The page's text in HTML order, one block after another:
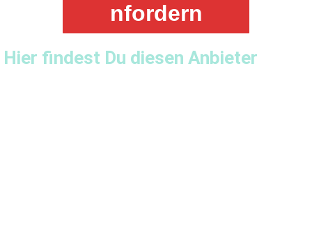
nfordern
Hier findest Du diesen Anbieter